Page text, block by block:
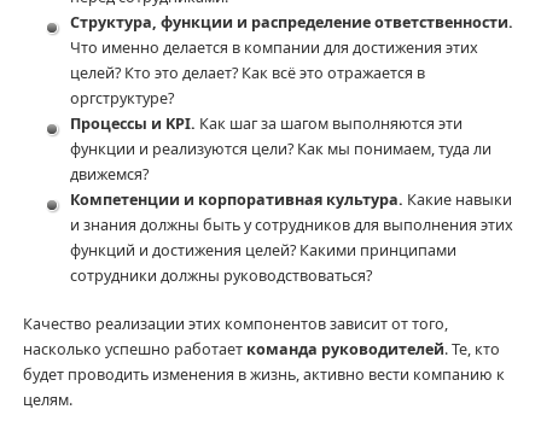
Структура, функции и распределение ответственности.
Что именно делается в компании для достижения этих
целей? Кто это делает? Как всё это отражается в
оргструктуре?
Процессы и KPI. Как шаг за шагом выполняются эти
функции и реализуются цели? Как мы понимаем, туда ли
движемся?
Компетенции и корпоративная культура. Какие навыки
и знания должны быть у сотрудников для выполнения этих
функций и достижения целей? Какими принципами
сотрудники должны руководствоваться?
Качество реализации этих компонентов зависит от того,
насколько успешно работает команда руководителей. Те, кто
будет проводить изменения в жизнь, активно вести компанию к
целям.